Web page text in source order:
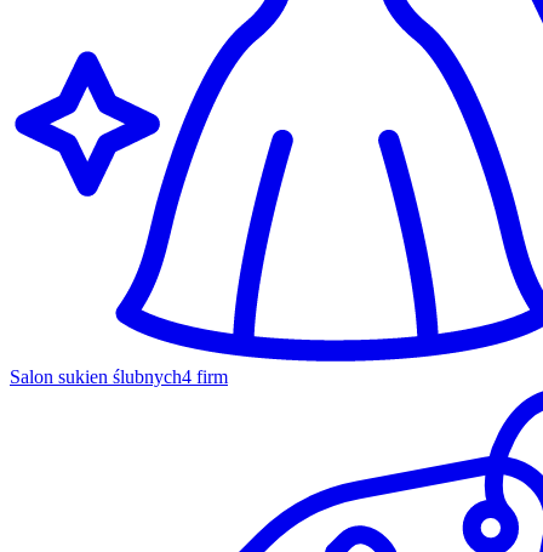
Salon sukien ślubnych4 firm